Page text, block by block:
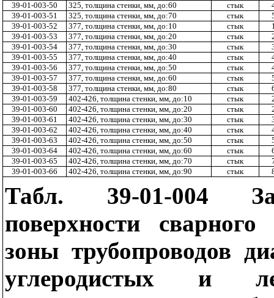
39-01-003-50
325, толщина стенки, мм, до:60 стык
39-01-003-51
325, толщина стенки, мм, до:70 стык
39-01-003-52
377, толщина стенки, мм, до:10 стык
39-01-003-53
377, толщина стенки, мм, до:20 стык
39-01-003-54
377, толщина стенки, мм, до:30 стык
39-01-003-55
377, толщина стенки, мм, до:40 стык
39-01-003-56
377, толщина стенки, мм, до:50 стык
39-01-003-57
377, толщина стенки, мм, до:60 стык
39-01-003-58
377, толщина стенки, мм, до:80 стык
39-01-003-59
402-426, толщина стенки, мм, до:10 стык
39-01-003-60
402-426, толщина стенки, мм, до:20 стык
39-01-003-61
402-426, толщина стенки, мм, до:30 стык
39-01-003-62
402-426, толщина стенки, мм, до:40 стык
39-01-003-63
402-426, толщина стенки, мм, до:50 стык
39-01-003-64
402-426, толщина стенки, мм, до:60 стык
39-01-003-65
402-426, толщина стенки, мм, до:70 стык
39-01-003-66
402-426, толщина стенки, мм, до:90 стык
Табл. 39-01-004
поверхности
зоны трубопроводов
углеродистых и